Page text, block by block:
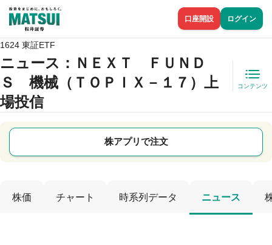
口座開設 ログイン
1624 東証ETF
ニュース ：ＮＥＸＴ ＦＵＮＤ
Ｓ 機械（ＴＯＰＩＸ－１７）上
場投信
コンテンツ
株アプリで注文
株価 チャート 時系列データ ニュース